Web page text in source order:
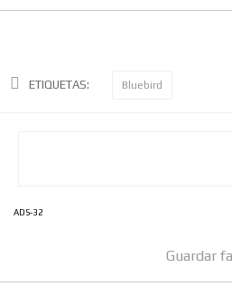
ETIQUETAS: Bluebird
ADS-32
Guardar